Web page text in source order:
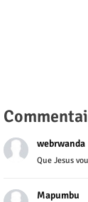
webrwanda
Que Jesus
Mapumbu